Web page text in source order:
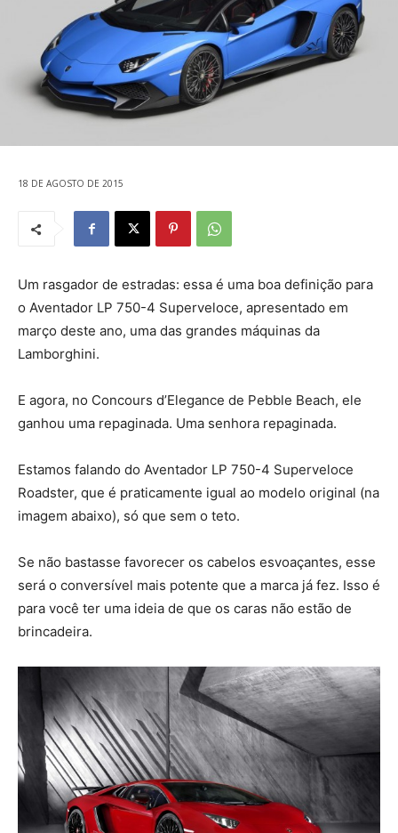
18 DE AGOSTO DE 2015
Um rasgador de estradas: essa é uma boa definição para
o Aventador LP 750-4 Superveloce, apresentado em
março deste ano, uma das grandes máquinas da
Lamborghini.
E agora, no Concours d’Elegance de Pebble Beach, ele
ganhou uma repaginada. Uma senhora repaginada.
Estamos falando do Aventador LP 750-4 Superveloce
Roadster, que é praticamente igual ao modelo original (na
imagem abaixo), só que sem o teto.
Se não bastasse favorecer os cabelos esvoaçantes, esse
será o conversível mais potente que a marca já fez. Isso é
para você ter uma ideia de que os caras não estão de
brincadeira.